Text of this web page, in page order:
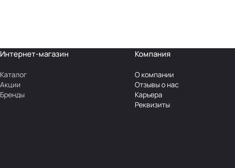
Интернет-магазин
Каталог
Акции
Бренды
Компания
О компании
Отзывы о нас
Карьера
Реквизиты